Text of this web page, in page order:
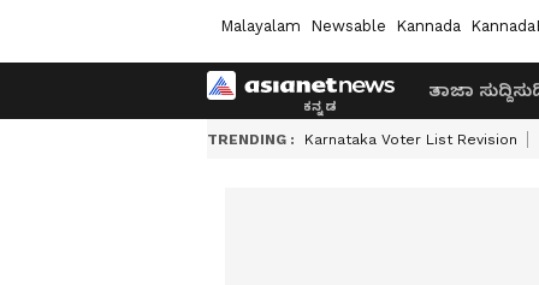
Malayalam Newsable Kannada
ತಾಜಾ ಸುದ್ದಿ
TRENDING : Karnataka Voter List Revision